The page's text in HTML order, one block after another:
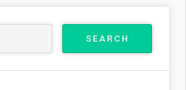
MODEL“